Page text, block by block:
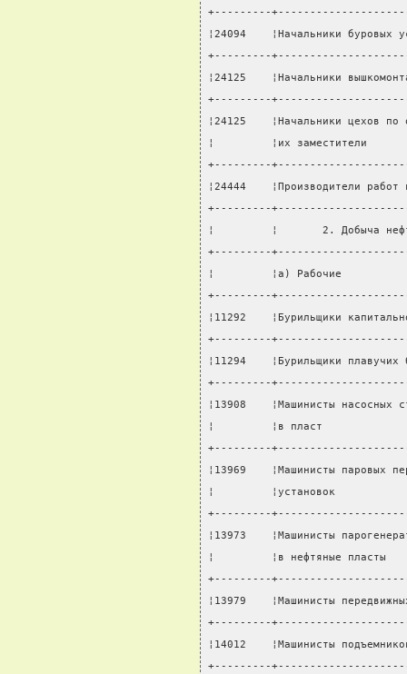
+---------
¦24094    ¦Начальники
+---------
¦24125    ¦Начальники
+---------
¦24125    ¦Начальники цехов
¦         ¦их
+---------
¦24444    ¦Производители
+---------
¦         ¦       2. Добыча
+---------
¦         ¦а) Рабочие
+---------
¦11292    ¦Бурильщики
+---------
¦11294    ¦Бурильщики
+---------
¦13908    ¦Машинисты насосных
¦         ¦в пласт
+---------
¦13969    ¦Машинисты паровых
¦         ¦установок
+---------
¦13973    ¦Машинисты
¦         ¦в нефтяные
+---------
¦13979    ¦Машинисты
+---------
¦14012    ¦Машинисты
+---------